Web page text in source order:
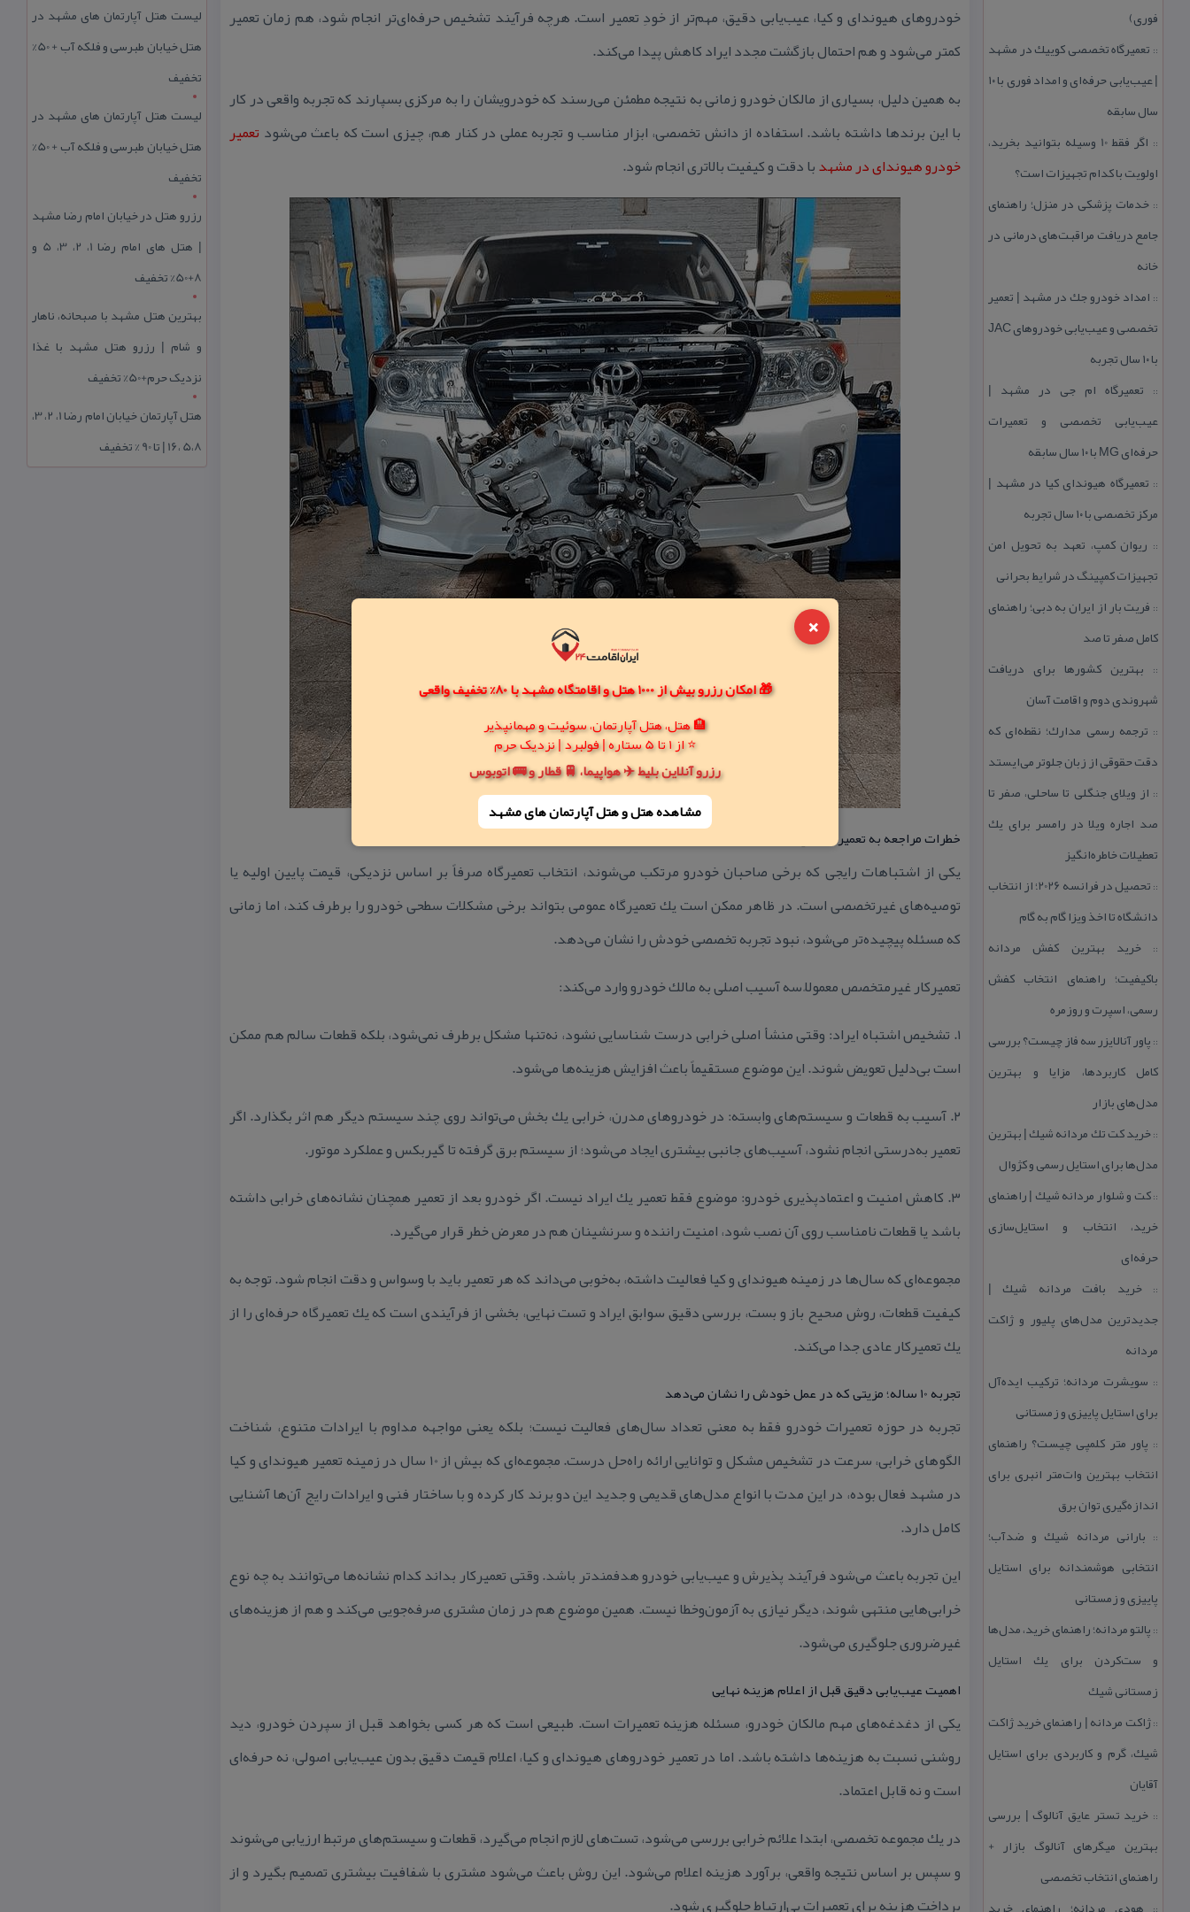
×
🎁 امکان رزرو بیش از 1000 هتل و اقامتگاه مشهد با 80% تخفیف واقعی
🏨 هتل، هتل آپارتمان، سوئیت و مهمانپذیر
⭐ از 1 تا 5 ستاره | فولبرد | نزدیک حرم
رزرو آنلاین بلیط ✈️ هواپیما، 🚆 قطار و 🚌 اتوبوس
مشاهده هتل و هتل‌ آپارتمان های مشهد
فوری)
:: تعمیرگاه تخصصی كوییك در مشهد
| عیب‌یابی حرفه‌ای و امداد فوری با ۱۰
سال سابقه
::
اگر فقط 10 وسیله بتوانید بخرید،
اولویت با كدام تجهیزات است؟
:: خدمات پزشكی در منزل؛ راهنمای
جامع دریافت مراقبت‌های درمانی در
خانه
:: امداد خودرو جك در مشهد | تعمیر
تخصصی و عیب‌یابی خودروهای JAC
با ۱۰ سال تجربه
:: تعمیرگاه ام جی در مشهد |
عیب‌یابی تخصصی و تعمیرات
حرفه‌ای MG با ۱۰ سال سابقه
:: تعمیرگاه هیوندای كیا در مشهد |
مركز تخصصی با ۱۰ سال تجربه
:: ریوان كمپ، تعهد به تحویل امن
تجهیزات كمپینگ در شرایط بحرانی
:: فریت بار از ایران به دبی؛ راهنمای
كامل صفر تا صد
:: بهترین كشورها برای دریافت
شهروندی دوم و اقامت آسان
:: ترجمه رسمی مدارك؛ نقطه‌ای كه
دقت حقوقی از زبان جلوتر می‌ایستد
:: از ویلای جنگلی تا ساحلی، صفر تا
صد اجاره ویلا در رامسر برای یك
تعطیلات خاطره‌انگیز
::
تحصیل در فرانسه 2026؛ از انتخاب
دانشگاه تا اخذ ویزا گام به گام
::خرید بهترین كفش مردانه
باكیفیت؛ راهنمای انتخاب كفش
رسمی، اسپرت و روزمره
:: پاور آنالایزر سه فاز چیست؟ بررسی
كامل كاربردها، مزایا و بهترین
مدل‌های بازار
::خرید كت تك مردانه شیك | بهترین
مدل‌ها برای استایل رسمی و كژوال
::كت و شلوار مردانه شیك | راهنمای
خرید، انتخاب و استایل‌سازی
حرفه‌ای
::خرید بافت مردانه شیك |
جدیدترین مدل‌های پلیور و ژاكت
مردانه
:: سویشرت مردانه؛ تركیب ایده‌آل
برای استایل پاییزی و زمستانی
:: پاور متر كلمپی چیست؟ راهنمای
انتخاب بهترین وات‌متر انبری برای
اندازه‌گیری توان برق
:: بارانی مردانه شیك و ضدآب؛
انتخابی هوشمندانه برای استایل
پاییزی و زمستانی
:: پالتو مردانه؛ راهنمای خرید، مدل‌ها
و ست‌كردن برای یك استایل
زمستانی شیك
::ژاكت مردانه | راهنمای خرید ژاكت
شیك، گرم و كاربردی برای استایل
آقایان
:: خرید تستر عایق آنالوگ | بررسی
بهترین میگرهای آنالوگ بازار +
راهنمای انتخاب تخصصی
خودروهای هیوندای و كیا، عیب‌یابی دقیق، مهم‌تر از خودِ تعمیر است. هرچه فرآیند تشخیص حرفه‌ای‌تر انجام شود، هم زمان تعمیر
كمتر می‌شود و هم احتمال بازگشت مجدد ایراد كاهش پیدا می‌كند.
به همین دلیل، بسیاری از مالكان خودرو زمانی به نتیجه مطمئن می‌رسند كه خودرویشان را به مركزی بسپارند كه تجربه واقعی در كار
با این برندها داشته باشد. استفاده از دانش تخصصی، ابزار مناسب و تجربه عملی در كنار هم، چیزی است كه باعث می‌شود تعمیر
خودرو هیوندای در مشهدبا دقت و كیفیت بالاتری انجام شود.
خطرات مراجعه به تعمیرگاه‌های غیررسمی و افراد كم‌تجربه
یكی از اشتباهات رایجی كه برخی صاحبان خودرو مرتكب می‌شوند، انتخاب تعمیرگاه صرفاً بر اساس نزدیكی، قیمت پایین اولیه یا
توصیه‌های غیرتخصصی است. در ظاهر ممكن است یك تعمیرگاه عمومی بتواند برخی مشكلات سطحی خودرو را برطرف كند، اما زمانی
كه مسئله پیچیده‌تر می‌شود، نبود تجربه تخصصی خودش را نشان می‌دهد.
تعمیركار غیرمتخصص معمولاً سه آسیب اصلی به مالك خودرو وارد می‌كند:
۱. تشخیص اشتباه ایراد: وقتی منشأ اصلی خرابی درست شناسایی نشود، نه‌تنها مشكل برطرف نمی‌شود، بلكه قطعات سالم هم ممكن
است بی‌دلیل تعویض شوند. این موضوع مستقیماً باعث افزایش هزینه‌ها می‌شود.
۲. آسیب به قطعات و سیستم‌های وابسته: در خودروهای مدرن، خرابی یك بخش می‌تواند روی چند سیستم دیگر هم اثر بگذارد. اگر
تعمیر به‌درستی انجام نشود، آسیب‌های جانبی بیشتری ایجاد می‌شود؛ از سیستم برق گرفته تا گیربكس و عملكرد موتور.
۳. كاهش امنیت و اعتمادپذیری خودرو: موضوع فقط تعمیر یك ایراد نیست. اگر خودرو بعد از تعمیر همچنان نشانه‌های خرابی داشته
باشد یا قطعات نامناسب روی آن نصب شود، امنیت راننده و سرنشینان هم در معرض خطر قرار می‌گیرد.
مجموعه‌ای كه سال‌ها در زمینه هیوندای و كیا فعالیت داشته، به‌خوبی می‌داند كه هر تعمیر باید با وسواس و دقت انجام شود. توجه به
كیفیت قطعات، روش صحیح باز و بست، بررسی دقیق سوابق ایراد و تست نهایی، بخشی از فرآیندی است كه یك تعمیرگاه حرفه‌ای را از
یك تعمیركار عادی جدا می‌كند.
تجربه 10 ساله؛ مزیتی كه در عمل خودش را نشان می‌دهد
تجربه در حوزه تعمیرات خودرو فقط به معنی تعداد سال‌های فعالیت نیست؛ بلكه یعنی مواجهه مداوم با ایرادات متنوع، شناخت
الگوهای خرابی، سرعت در تشخیص مشكل و توانایی ارائه راه‌حل درست. مجموعه‌ای كه بیش از 10 سال در زمینه تعمیر هیوندای و كیا
در مشهد فعال بوده، در این مدت با انواع مدل‌های قدیمی و جدید این دو برند كار كرده و با ساختار فنی و ایرادات رایج آن‌ها آشنایی
كامل دارد.
این تجربه باعث می‌شود فرآیند پذیرش و عیب‌یابی خودرو هدفمندتر باشد. وقتی تعمیركار بداند كدام نشانه‌ها می‌توانند به چه نوع
خرابی‌هایی منتهی شوند، دیگر نیازی به آزمون‌وخطا نیست. همین موضوع هم در زمان مشتری صرفه‌جویی می‌كند و هم از هزینه‌های
غیرضروری جلوگیری می‌شود.
اهمیت عیب‌یابی دقیق قبل از اعلام هزینه نهایی
یكی از دغدغه‌های مهم مالكان خودرو، مسئله هزینه تعمیرات است. طبیعی است كه هر كسی بخواهد قبل از سپردن خودرو، دید
روشنی نسبت به هزینه‌ها داشته باشد. اما در تعمیر خودروهای هیوندای و كیا، اعلام قیمت دقیق بدون عیب‌یابی اصولی، نه حرفه‌ای
است و نه قابل اعتماد.
در یك مجموعه تخصصی، ابتدا علائم خرابی بررسی می‌شود، تست‌های لازم انجام می‌گیرد، قطعات و سیستم‌های مرتبط ارزیابی می‌شوند
و سپس بر اساس نتیجه واقعی، برآورد هزینه اعلام می‌شود. این روش باعث می‌شود مشتری با شفافیت بیشتری تصمیم بگیرد و از
پرداخت هزینه برای تعمیرات بی‌ارتباط جلوگیری شود.
لیست هتل آپارتمان های مشهد در
هتل خیابان طبرسی و فلکه آب + 50%
تخفیف
لیست هتل آپارتمان های مشهد در
هتل خیابان طبرسی و فلکه آب + 50%
تخفیف
رزرو هتل در خیابان امام رضا مشهد
| هتل‌ های امام رضا 1، 2، 3، 5 و
8+50% تخفیف
بهترین هتل مشهد با صبحانه، ناهار
و شام | رزرو هتل مشهد با غذا
نزدیک حرم+50% تخفیف
هتل آپارتمان خیابان امام رضا 1، 2، 3،
5،8 ،16 | تا 90 % تخفیف